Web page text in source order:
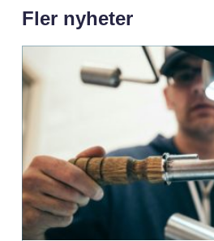
Fler nyheter